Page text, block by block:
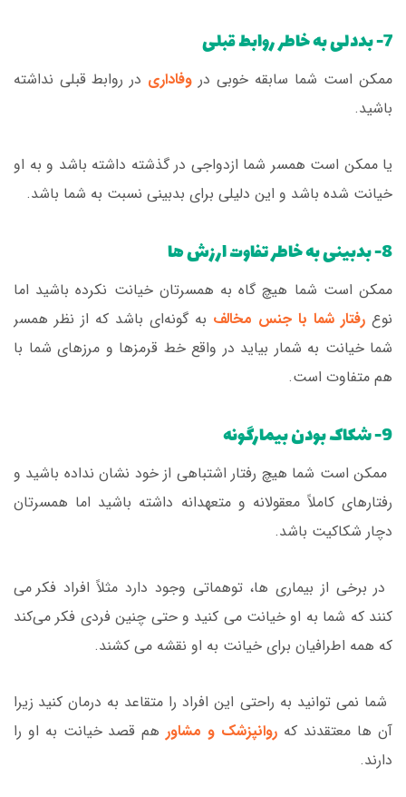
7- بددلی به خاطر روابط قبلی
ممکن است شما سابقه خوبی در وفاداری در روابط قبلی نداشته
باشید.
یا ممکن است همسر شما ازدواجی در گذشته داشته باشد و به او
خیانت شده باشد و این دلیلی برای بدبینی نسبت به شما باشد.
8- بدبینی به خاطر تفاوت ارزش ها
ممکن است شما هیچ گاه به همسرتان خیانت نکرده باشید اما
نوع رفتار شما با جنس مخالف به گونه‌ای باشد که از نظر همسر
شما خیانت به شمار بیاید در واقع خط قرمزها و مرزهای شما با
هم متفاوت است.
9- شکاک بودن بیمارگونه
ممکن است شما هیچ رفتار اشتباهی از خود نشان نداده باشید و
رفتارهای کاملاً معقولانه و متعهدانه داشته باشید اما همسرتان
دچار شکاکیت باشد.
در برخی از بیماری ها، توهماتی وجود دارد مثلاً افراد فکر می
کنند که شما به او خیانت می کنید و حتی چنین فردی فکر می‌کند
که همه اطرافیان برای خیانت به او نقشه می کشند.
شما نمی توانید به راحتی این افراد را متقاعد به درمان کنید زیرا
آن ها معتقدند که روانپزشک و مشاور هم قصد خیانت به او را
دارند.